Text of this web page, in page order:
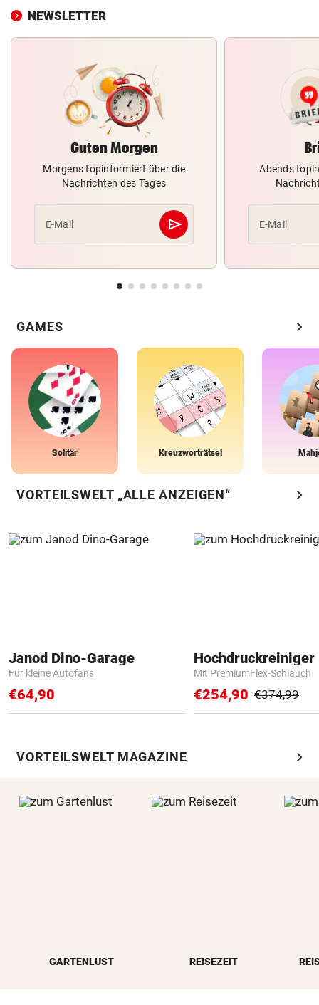
NEWSLETTER
Guten Morgen
Morgens topinformiert über die
Nachrichten des Tages
E-Mail send
Abschicken
Abends
E-Mail
GAMES chevron_right
Solitär Kreuzworträtsel
VORTEILSWELT „ALLE ANZEIGEN“ chevron_right
Janod Dino-Garage
Für kleine Autofans
€64,90
Hochdruckreiniger
Mit PremiumFlex-Schlauch
€254,90 €374,99
VORTEILSWELT MAGAZINE chevron_right
GARTENLUST REISEZEIT